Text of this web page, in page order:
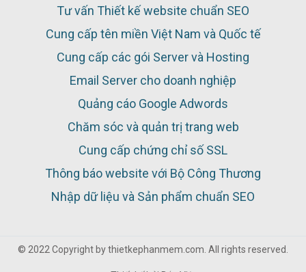
Tư vấn Thiết kế website chuẩn SEO
Cung cấp tên miền Việt Nam và Quốc tế
Cung cấp các gói Server và Hosting
Email Server cho doanh nghiệp
Quảng cáo Google Adwords
Chăm sóc và quản trị trang web
Cung cấp chứng chỉ số SSL
Thông báo website với Bộ Công Thương
Nhập dữ liệu và Sản phẩm chuẩn SEO
© 2022 Copyright by thietkephanmem.com. All rights reserved.